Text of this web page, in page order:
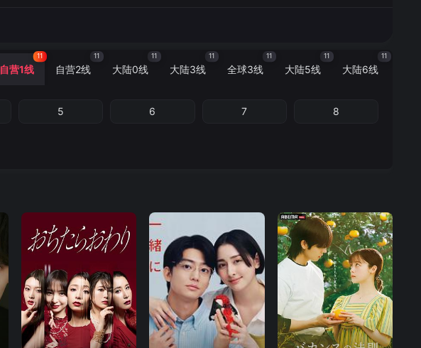
自营1线
11
自营2线
11
大陆0线
11
大陆3线
11
全球3线
11
大陆5线
11
大陆6线
11
5 6 7 8